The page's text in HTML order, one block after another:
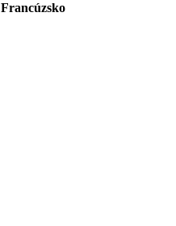
Francúzsko